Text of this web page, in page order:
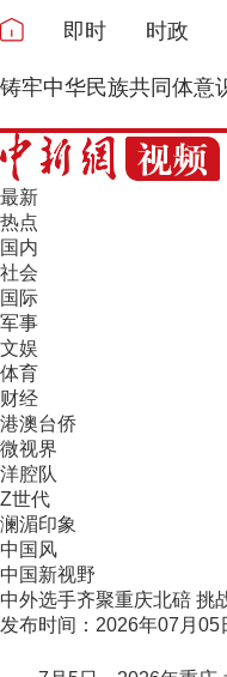
即时 时政
铸牢中华民族共同体意
最新
热点
国内
社会
国际
军事
文娱
体育
财经
港澳台侨
微视界
洋腔队
Z世代
澜湄印象
中国风
中国新视野
中外选手齐聚重庆北碚 挑
发布时间：2026年07月